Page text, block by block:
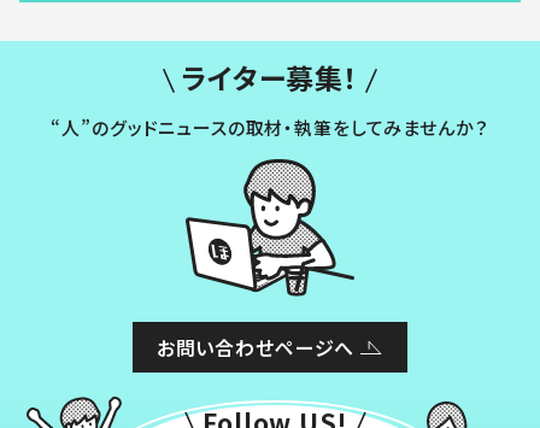
ライター募集！
“人”のグッドニュースの取材・執筆をしてみませんか？
お問い合わせページへ